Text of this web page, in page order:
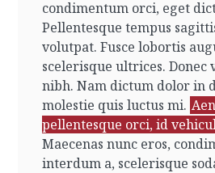
condimentum orci, eget
Pellentesque tempus
volutpat. Fusce lobortis
scelerisque ultrices. Donec
nibh. Nam dictum dolor in
molestie quis luctus mi.
pellentesque orci, id
Maecenas nunc eros,
interdum a, scelerisque